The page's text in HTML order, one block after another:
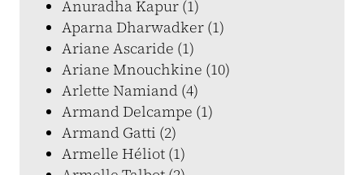
Anuradha Kapur (1)
Aparna Dharwadker (1)
Ariane Ascaride (1)
Ariane Mnouchkine (10)
Arlette Namiand (4)
Armand Delcampe (1)
Armand Gatti (2)
Armelle Héliot (1)